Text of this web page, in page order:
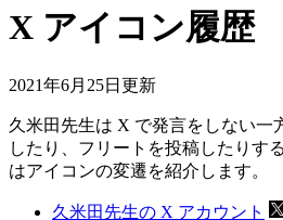
X アイコン履歴
2021年6月25日 更新
久米田先生は X で発言をしない一
したり、フリートを投稿したりす
はアイコンの変遷を紹介します。
久米田先生の X アカウント